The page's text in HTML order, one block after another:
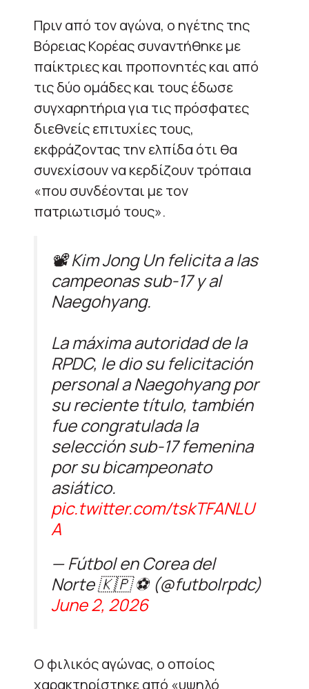
Πριν από τον αγώνα, ο ηγέτης της
Βόρειας Κορέας συναντήθηκε με
παίκτριες και προπονητές και από
τις δύο ομάδες και τους έδωσε
συγχαρητήρια για τις πρόσφατες
διεθνείς επιτυχίες τους,
εκφράζοντας την ελπίδα ότι θα
συνεχίσουν να κερδίζουν τρόπαια
«που συνδέονται με τον
πατριωτισμό τους».
📽️ Kim Jong Un felicita a las
campeonas sub-17 y al
Naegohyang.
La máxima autoridad de la
RPDC, le dio su felicitación
personal a Naegohyang por
su reciente título, también
fue congratulada la
selección sub-17 femenina
por su bicampeonato
asiático.
pic.twitter.com/tskTFANLU
A
— Fútbol en Corea del
Norte 🇰🇵 ⚽ (@futbolrpdc)
June 2, 2026
Ο φιλικός αγώνας, ο οποίος
χαρακτηρίστηκε από «υψηλό